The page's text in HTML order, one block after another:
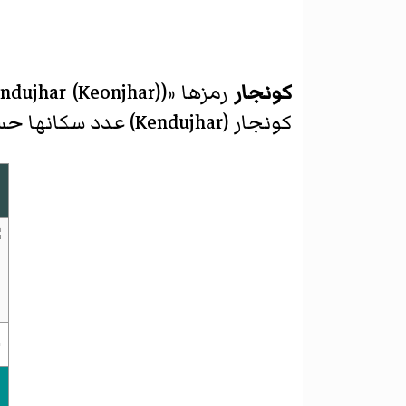
كونجار رمزها «KJ» ( (Keonjhar))‏ ، هو تقسيم إداري لدولة
كونجار (
Kendujhar)‏ عدد سكانها حسب تعداد سنة 2001 هو 1,561,521